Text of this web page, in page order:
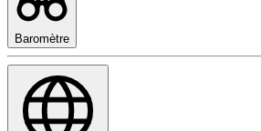
Baromètre